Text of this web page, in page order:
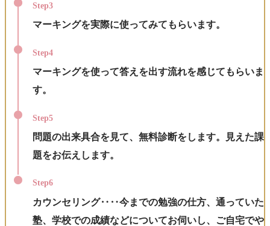
Step3
マーキングを実際に使ってみてもらいます。
Step4
マーキングを使って答えを出す流れを感じてもらいま
す。
Step5
問題の出来具合を見て、無料診断をします。見えた課
題をお伝えします。
Step6
カウンセリング‥‥今までの勉強の仕方、通っていた
塾、学校での成績などについてお伺いし、ご自宅でや